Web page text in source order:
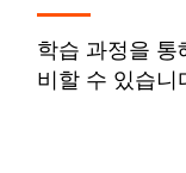
학습 과정을 통
비할 수 있습니